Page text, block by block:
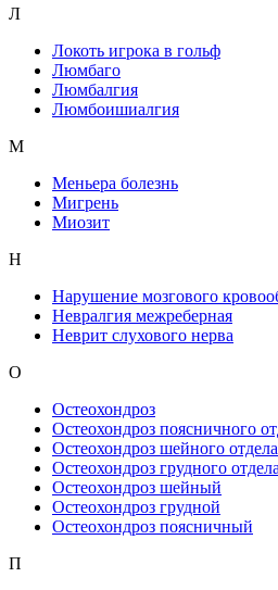
Л
Локоть игрока в гольф
Люмбаго
Люмбалгия
Люмбоишиалгия
М
Меньера болезнь
Мигрень
Миозит
Н
Нарушение мозгового
Невралгия межреберная
Неврит слухового нерва
О
Остеохондроз
Остеохондроз поясничного
Остеохондроз шейного
Остеохондроз грудного
Остеохондроз шейный
Остеохондроз грудной
Остеохондроз поясничный
П